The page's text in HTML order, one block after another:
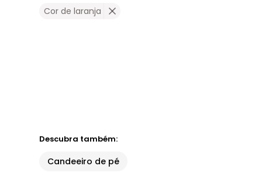
Cor de laranja
Descubra também:
Candeeiro de pé